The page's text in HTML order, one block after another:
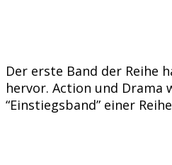
Der erste Band der Reihe
hervor. Action und Drama
“Einstiegsband” einer